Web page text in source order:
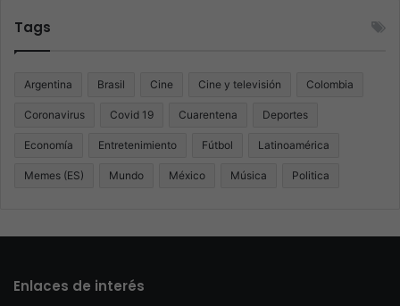
Tags
Argentina Brasil Cine Cine y televisión Colombia
Coronavirus Covid 19 Cuarentena Deportes
Economía Entretenimiento Fútbol Latinoamérica
Memes (ES) Mundo México Música Politica
Enlaces de interés